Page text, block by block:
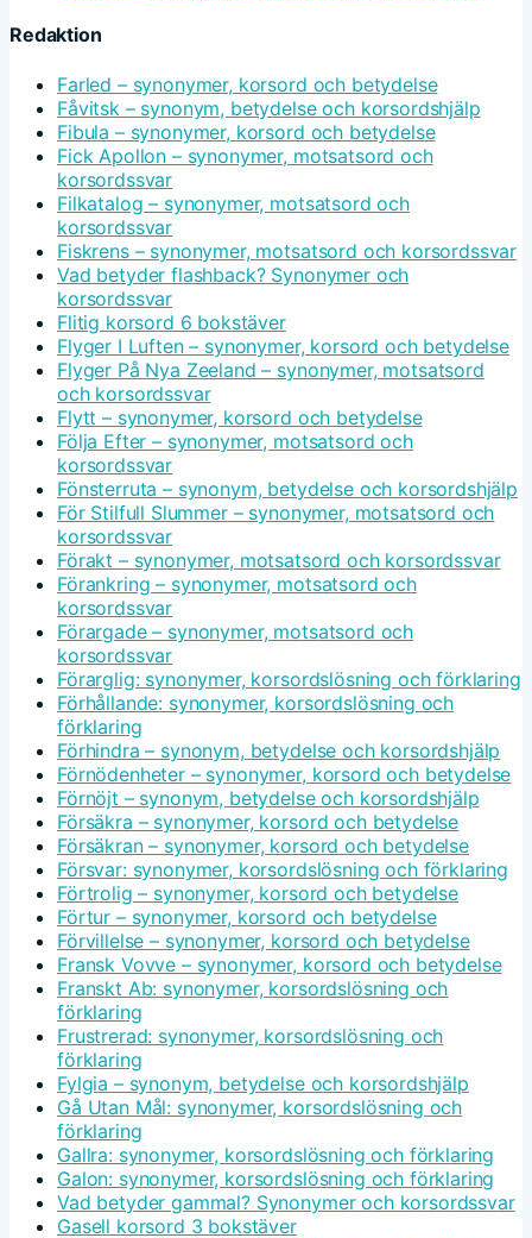
Redaktion
Farled – synonymer, korsord och betydelse
Fåvitsk – synonym, betydelse och korsordshjälp
Fibula – synonymer, korsord och betydelse
Fick Apollon – synonymer, motsatsord och
korsordssvar
Filkatalog – synonymer, motsatsord och
korsordssvar
Fiskrens – synonymer, motsatsord och korsordssvar
Vad betyder flashback? Synonymer och
korsordssvar
Flitig korsord 6 bokstäver
Flyger I Luften – synonymer, korsord och betydelse
Flyger På Nya Zeeland – synonymer, motsatsord
och korsordssvar
Flytt – synonymer, korsord och betydelse
Följa Efter – synonymer, motsatsord och
korsordssvar
Fönsterruta – synonym, betydelse och korsordshjälp
För Stilfull Slummer – synonymer, motsatsord och
korsordssvar
Förakt – synonymer, motsatsord och korsordssvar
Förankring – synonymer, motsatsord och
korsordssvar
Förargade – synonymer, motsatsord och
korsordssvar
Förarglig: synonymer, korsordslösning och förklaring
Förhållande: synonymer, korsordslösning och
förklaring
Förhindra – synonym, betydelse och korsordshjälp
Förnödenheter – synonymer, korsord och betydelse
Förnöjt – synonym, betydelse och korsordshjälp
Försäkra – synonymer, korsord och betydelse
Försäkran – synonymer, korsord och betydelse
Försvar: synonymer, korsordslösning och förklaring
Förtrolig – synonymer, korsord och betydelse
Förtur – synonymer, korsord och betydelse
Förvillelse – synonymer, korsord och betydelse
Fransk Vovve – synonymer, korsord och betydelse
Franskt Ab: synonymer, korsordslösning och
förklaring
Frustrerad: synonymer, korsordslösning och
förklaring
Fylgia – synonym, betydelse och korsordshjälp
Gå Utan Mål: synonymer, korsordslösning och
förklaring
Gallra: synonymer, korsordslösning och förklaring
Galon: synonymer, korsordslösning och förklaring
Vad betyder gammal? Synonymer och korsordssvar
Gasell korsord 3 bokstäver